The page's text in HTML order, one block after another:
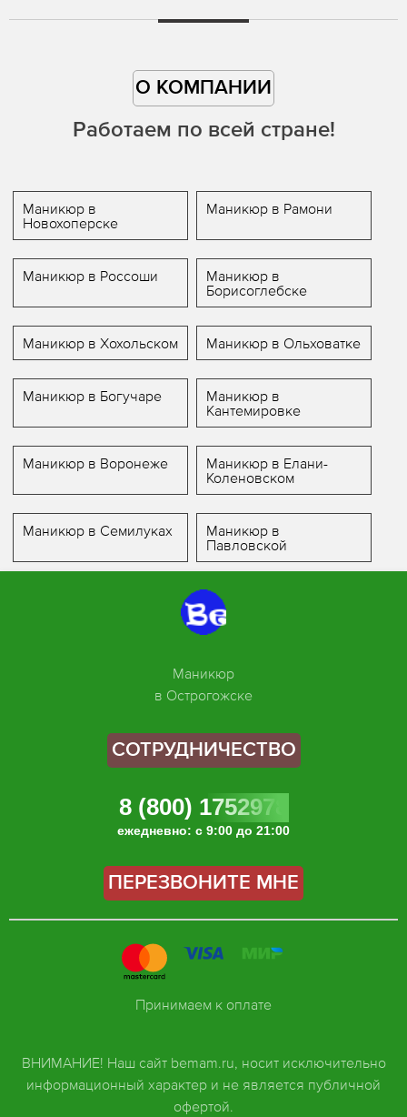
О КОМПАНИИ
Работаем по всей стране!
Маникюр в
Новохоперске
Маникюр в Рамони
Маникюр в Россоши
Маникюр в
Борисоглебске
Маникюр в Хохольском Маникюр в Ольховатке
Маникюр в Богучаре
Маникюр в
Кантемировке
Маникюр в Воронеже
Маникюр в Елани-
Коленовском
Маникюр в Семилуках
Маникюр в
Павловской
Маникюр
в Острогожске
СОТРУДНИЧЕСТВО
8 (800) 1752978
ежедневно: с 9:00 до 21:00
ПЕРЕЗВОНИТЕ МНЕ
ВНИМАНИЕ! Наш сайт bemam.ru, носит исключительно
информационный характер и не является публичной
офертой.
Принимаем к оплате